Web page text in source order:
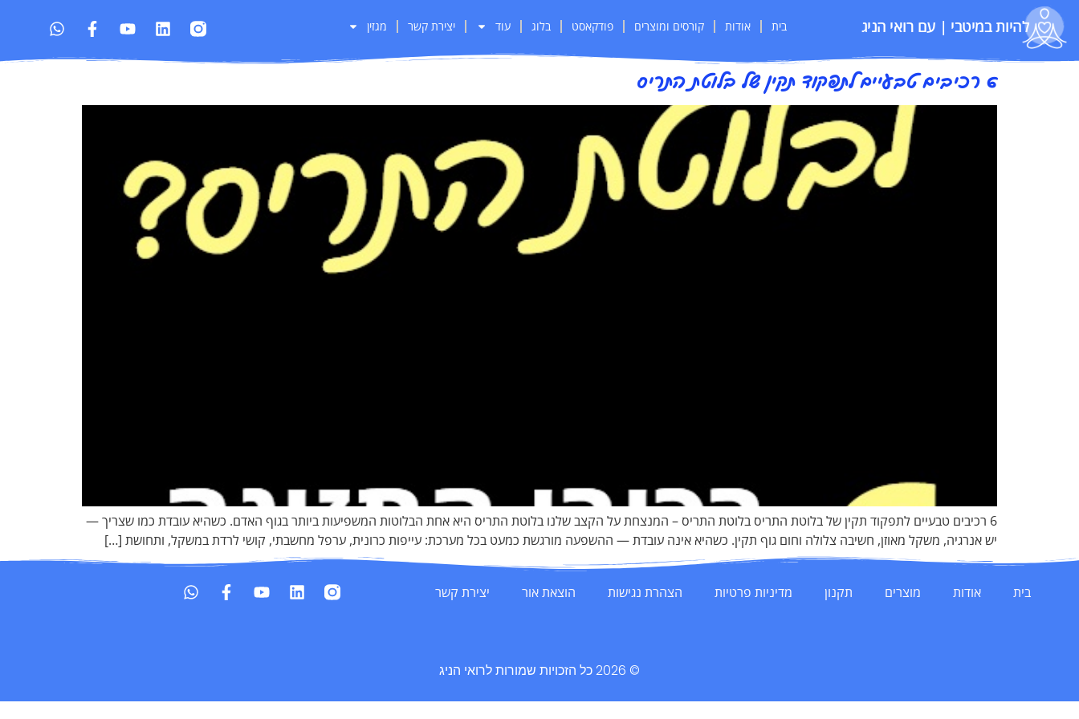
להיות במיטבי | עם רואי הניג בית אודות קורסים ומוצרים פודקאסט בלוג עוד יצירת קשר מגזין
6 רכיבים טבעיים לתפקוד תקין של בלוטת התריס
6 רכיבים טבעיים לתפקוד תקין של בלוטת התריס בלוטת התריס – המנצחת על הקצב שלנו בלוטת התריס היא אחת הבלוטות המשפיעות ביותר בגוף האדם. כשהיא עובדת כמו שצריך —
יש אנרגיה, משקל מאוזן, חשיבה צלולה וחום גוף תקין. כשהיא אינה עובדת — ההשפעה מורגשת כמעט בכל מערכת: עייפות כרונית, ערפל מחשבתי, קושי לרדת במשקל, ותחושת […]
בית אודות מוצרים תקנון מדיניות פרטיות הצהרת נגישות הוצאת אור יצירת קשר
© 2026 כל הזכויות שמורות לרואי הניג